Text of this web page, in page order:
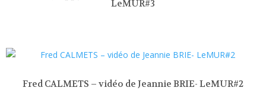
LeMUR#3
Fred CALMETS – vidéo de Jeannie BRIE- LeMUR#2